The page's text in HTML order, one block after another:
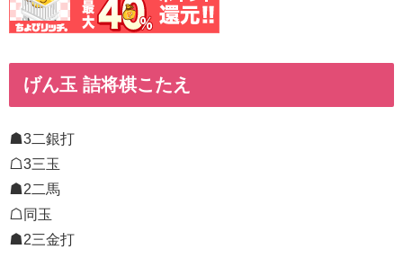
げん玉 詰将棋こたえ
☗3二銀打
☖3三玉
☗2二馬
☖同玉
☗2三金打